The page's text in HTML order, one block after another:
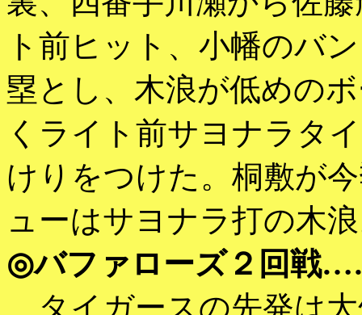
ト前ヒット、小幡のバ
塁とし、木浪が低めの
くライト前サヨナラタ
けりをつけた。桐敷が
ューはサヨナラ打の木
◎バファローズ２回戦
タイガースの先発は